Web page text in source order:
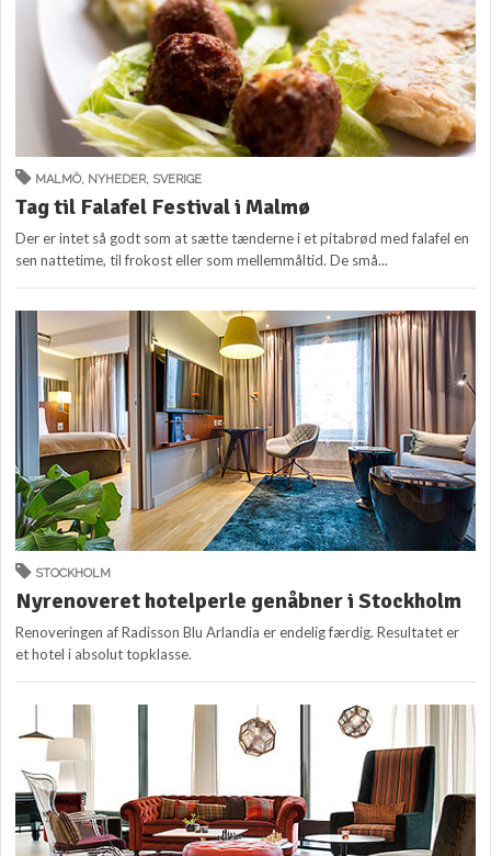
MALMÖ, NYHEDER, SVERIGE
Tag til Falafel Festival i Malmø
Der er intet så godt som at sætte tænderne i et pitabrød med falafel en
sen nattetime, til frokost eller som mellemmåltid. De små...
STOCKHOLM
Nyrenoveret hotelperle genåbner i Stockholm
Renoveringen af Radisson Blu Arlandia er endelig færdig. Resultatet er
et hotel i absolut topklasse.